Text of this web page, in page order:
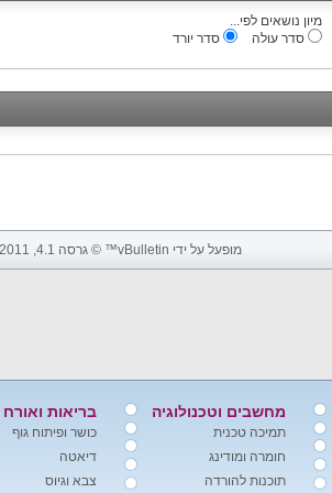
מיון נושאים לפי...
סדר עולה
סדר יורד
מופעל על ידי vBulletin™ © גרסה 4.1, 2011 vBulletin Solutions, Inc. כל הזכויות שמורות.
מחשבים וטכנולוגיה
תמיכה טכנית
חומרה ומודינג
תוכנות להורדה
בריאות ואורח
כושר ופיתוח גוף
דיאטה
צבא וגיוס